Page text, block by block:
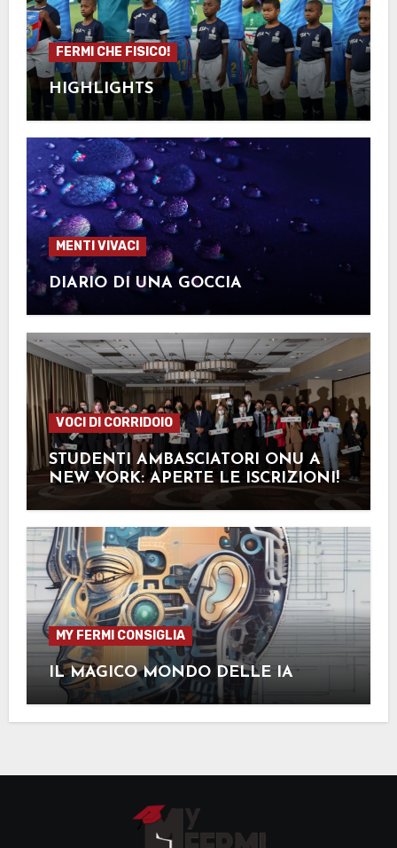
FERMI CHE FISICO!
HIGHLIGHTS
MENTI VIVACI
DIARIO DI UNA GOCCIA
VOCI DI CORRIDOIO
STUDENTI AMBASCIATORI ONU A
NEW YORK: APERTE LE ISCRIZIONI!
MY FERMI CONSIGLIA
IL MAGICO MONDO DELLE IA